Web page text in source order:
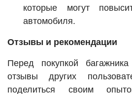
которые могут
автомобиля.
Отзывы и рекомендации
Перед покупкой
отзывы других
поделиться своим